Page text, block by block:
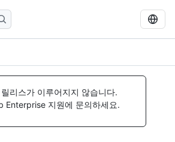
리스가 이루어지지 않습니다.
Enterprise 지원에 문의하세요.